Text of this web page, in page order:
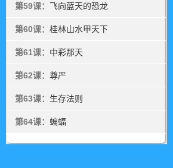
第59课： 飞向蓝天的恐龙
第60课： 桂林山水甲天下
第61课： 中彩那天
第62课： 尊严
第63课： 生存法则
第64课： 蝙蝠